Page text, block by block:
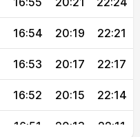
16:54 20:19 22:21
16:53 20:17 22:17
16:52 20:15 22:14
16:51 20:13 22:11